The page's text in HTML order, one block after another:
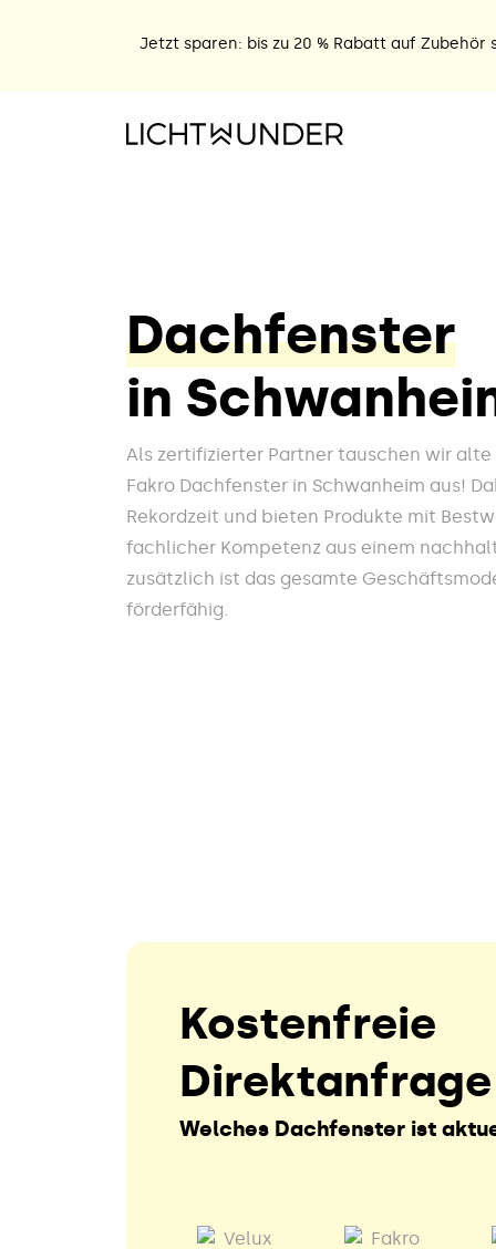
Jetzt sparen: bis zu 20 % Rabatt auf
Dachfenster
in
Als zertifizierter Partner tauschen wir alte
Fakro Dachfenster in Schwanheim aus!
Rekordzeit und bieten Produkte mit
fachlicher Kompetenz aus einem
zusätzlich ist das gesamte
förderfähig.
Kostenfreie
Direktanfrage
Welches Dachfenster ist